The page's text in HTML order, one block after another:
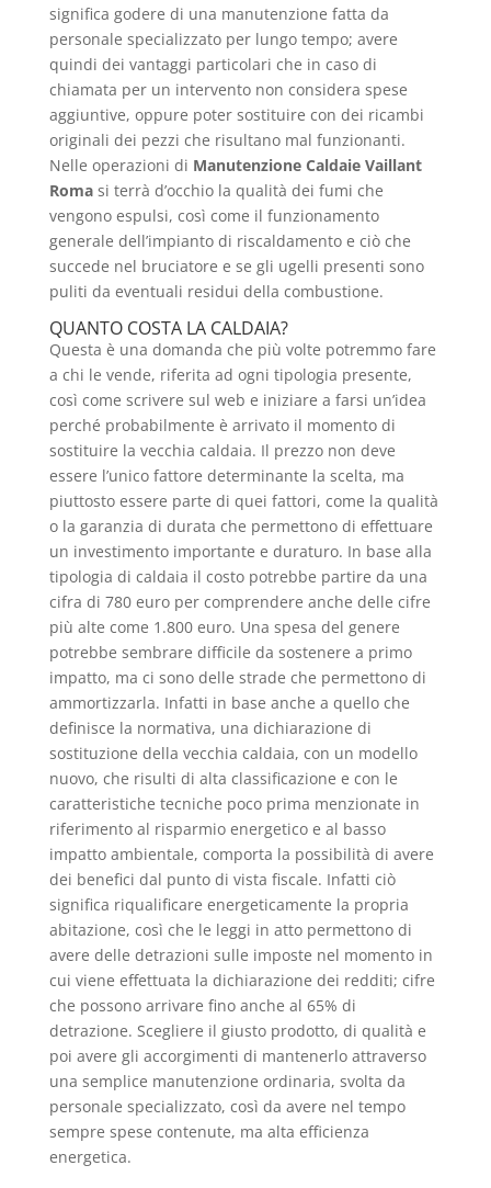
significa godere di una manutenzione fatta da
personale specializzato per lungo tempo; avere
quindi dei vantaggi particolari che in caso di
chiamata per un intervento non considera spese
aggiuntive, oppure poter sostituire con dei ricambi
originali dei pezzi che risultano mal funzionanti.
Nelle operazioni di Manutenzione Caldaie Vaillant
Romasi terrà d’occhio la qualità dei fumi che
vengono espulsi, così come il funzionamento
generale dell’impianto di riscaldamento e ciò che
succede nel bruciatore e se gli ugelli presenti sono
puliti da eventuali residui della combustione.
QUANTO COSTA LA CALDAIA?
Questa è una domanda che più volte potremmo fare
a chi le vende, riferita ad ogni tipologia presente,
così come scrivere sul web e iniziare a farsi un’idea
perché probabilmente è arrivato il momento di
sostituire la vecchia caldaia. Il prezzo non deve
essere l’unico fattore determinante la scelta, ma
piuttosto essere parte di quei fattori, come la qualità
o la garanzia di durata che permettono di effettuare
un investimento importante e duraturo. In base alla
tipologia di caldaia il costo potrebbe partire da una
cifra di 780 euro per comprendere anche delle cifre
più alte come 1.800 euro. Una spesa del genere
potrebbe sembrare difficile da sostenere a primo
impatto, ma ci sono delle strade che permettono di
ammortizzarla. Infatti in base anche a quello che
definisce la normativa, una dichiarazione di
sostituzione della vecchia caldaia, con un modello
nuovo, che risulti di alta classificazione e con le
caratteristiche tecniche poco prima menzionate in
riferimento al risparmio energetico e al basso
impatto ambientale, comporta la possibilità di avere
dei benefici dal punto di vista fiscale. Infatti ciò
significa riqualificare energeticamente la propria
abitazione, così che le leggi in atto permettono di
avere delle detrazioni sulle imposte nel momento in
cui viene effettuata la dichiarazione dei redditi; cifre
che possono arrivare fino anche al 65% di
detrazione. Scegliere il giusto prodotto, di qualità e
poi avere gli accorgimenti di mantenerlo attraverso
una semplice manutenzione ordinaria, svolta da
personale specializzato, così da avere nel tempo
sempre spese contenute, ma alta efficienza
energetica.